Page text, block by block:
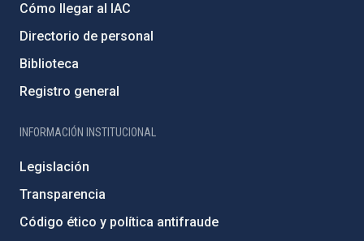
Cómo llegar al IAC
Directorio de personal
Biblioteca
Registro general
INFORMACIÓN INSTITUCIONAL
Legislación
Transparencia
Código ético y política antifraude